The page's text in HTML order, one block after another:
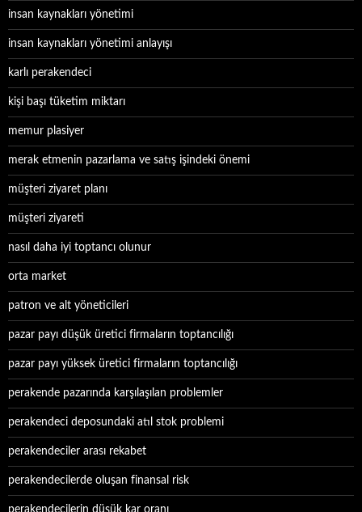
insan kaynakları yönetimi
insan kaynakları yönetimi anlayışı
karlı perakendeci
kişi başı tüketim miktarı
memur plasiyer
merak etmenin pazarlama ve satış işindeki önemi
müşteri ziyaret planı
müşteri ziyareti
nasıl daha iyi toptancı olunur
orta market
patron ve alt yöneticileri
pazar payı düşük üretici firmaların toptancılığı
pazar payı yüksek üretici firmaların toptancılığı
perakende pazarında karşılaşılan problemler
perakendeci deposundaki atıl stok problemi
perakendeciler arası rekabet
perakendecilerde oluşan finansal risk
perakendecilerin düşük kar oranı